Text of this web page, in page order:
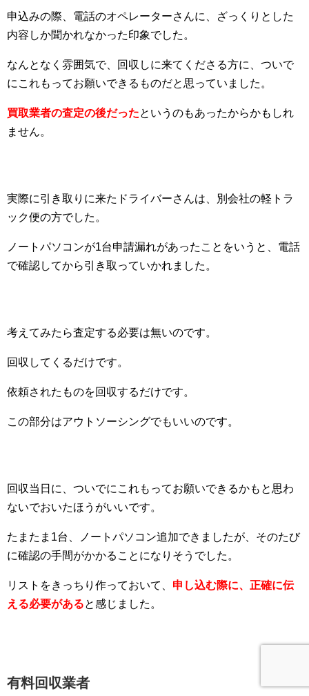
申込みの際、電話のオペレーターさんに、ざっくりとした
内容しか聞かれなかった印象でした。
なんとなく雰囲気で、回収しに来てくださる方に、ついで
にこれもってお願いできるものだと思っていました。
買取業者の査定の後だったというのもあったからかもしれ
ません。
実際に引き取りに来たドライバーさんは、別会社の軽トラ
ック便の方でした。
ノートパソコンが1台申請漏れがあったことをいうと、電話
で確認してから引き取っていかれました。
考えてみたら査定する必要は無いのです。
回収してくるだけです。
依頼されたものを回収するだけです。
この部分はアウトソーシングでもいいのです。
回収当日に、ついでにこれもってお願いできるかもと思わ
ないでおいたほうがいいです。
たまたま1台、ノートパソコン追加できましたが、そのたび
に確認の手間がかかることになりそうでした。
リストをきっちり作っておいて、 申し込む際に、正確に伝
える必要があると感じました。
有料回収業者